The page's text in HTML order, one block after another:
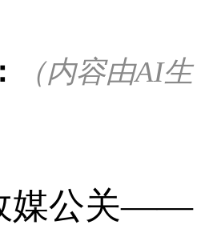
（内容由AI生
媒公关——